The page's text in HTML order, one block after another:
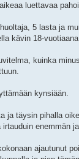
luettavaa
5 lasta ja
kävin 18-
kuinka
kynsiään.
ja täysin pihalla
enemmän
ajautunut